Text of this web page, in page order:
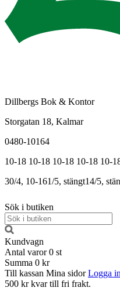
Dillbergs Bok & Kontor
Storgatan 18, Kalmar
0480-10164
10-18 10-18 10-18 10-18 10-
30/4, 10-161/5, stängt14/5,
Sök i butiken
Kundvagn
Antal varor 0 st
Summa 0 kr
Till kassan Mina sidor Logga in
500 kr kvar till fri frakt.